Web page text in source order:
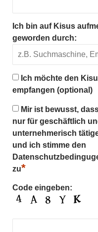
Ich bin auf Kisus
geworden durch:
Ich möchte den
empfangen (optional)
Mir ist bewusst,
nur für geschäftlich
unternehmerisch
und ich stimme den
zu*
Code eingeben: